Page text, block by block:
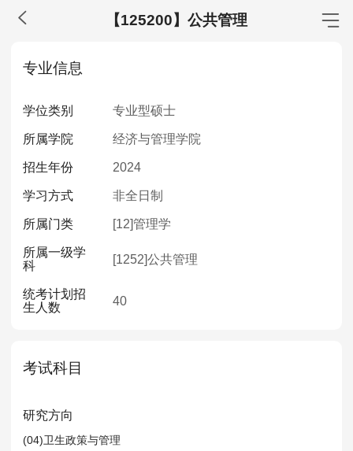
【125200】公共管理
MBA工商管理
考试真题
报考经验 招生简章
MEM工程管理
院校库 考试报名 招生政策
考试真题
报考经验 招生简章
MPA公共管理
院校库 考试报名
考试真题
考试真题
专业信息
学位类别 专业型硕士
所属学院 经济与管理学院
招生年份 2024
学习方式 非全日制
所属门类 [12]管理学
所属一级学
科
[1252]公共管理
统考计划招
生人数
40
考试科目
研究方向
(04)卫生政策与管理